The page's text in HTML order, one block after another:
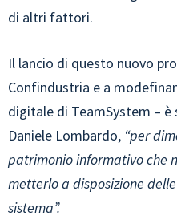
di altri fattori.
Il lancio di questo nuovo
Confindustria e a
digitale di TeamSystem –
Daniele Lombardo, “per
patrimonio informativo che
metterlo a disposizione
sistema”.